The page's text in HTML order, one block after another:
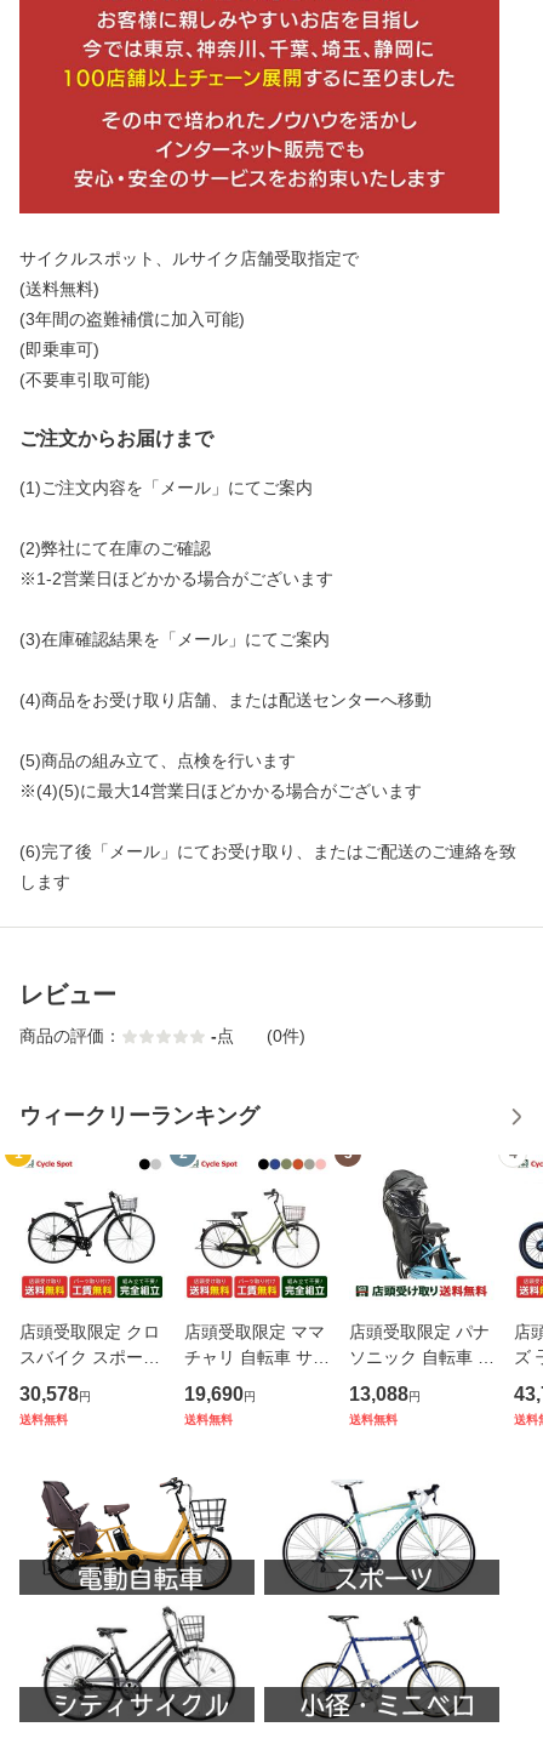
サイクルスポット、ルサイク店舗受取指定で
(送料無料)
(3年間の盗難補償に加入可能)
(即乗車可)
(不要車引取可能)
ご注文からお届けまで
(1)ご注文内容を「メール」にてご案内
(2)弊社にて在庫のご確認
※1-2営業日ほどかかる場合がございます
(3)在庫確認結果を「メール」にてご案内
(4)商品をお受け取り店舗、または配送センターへ移動
(5)商品の組み立て、点検を行います
※(4)(5)に最大14営業日ほどかかる場合がございます
(6)完了後「メール」にてお受け取り、またはご配送のご連絡を致
します
レビュー
商品の評価： -点 (0件)
ウィークリーランキング
1
店頭受取限定 クロ
スバイク スポーツ
自転車 サードバイ
クス スーパーソニ
ック 27インチ 202
PERSONIC TOWN
6段変速 [TB-24
30,578円
送料無料
2
店頭受取限定 ママ
チャリ 自転車 サイ
クルスポット 26イ
ンチ カスタネット
26 [CS-CAS26A]
19,690円
送料無料
3
店頭受取限定 パナ
ソニック 自転車 チ
ャイルドシートカ
バー Panasonic チ
ャイルドシート
バー NAR187 ブラ
ック
13,088円
送料無料
4
店
ズ
転
イ
ク
送料